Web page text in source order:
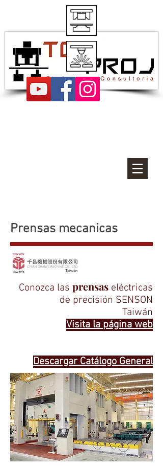
Prensas mecanicas
Taiwán
Conozca las prensas eléctricas
de precisión SENSON
Taiwán
Visita la página web
Descargar Catálogo General